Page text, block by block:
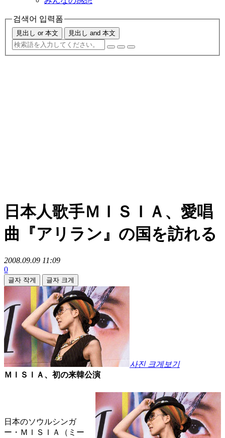
검색어 입력폼
見出し or 本文 見出し and 本文
日本人歌手ＭＩＳＩＡ、愛唱
曲『アリラン』の国を訪れる
2008.09.09 11:09
0
글자 작게 글자 크게
사진 크게보기
ＭＩＳＩＡ、初の来韓公演
日本のソウルシンガ
ー・ＭＩＳＩＡ（ミー